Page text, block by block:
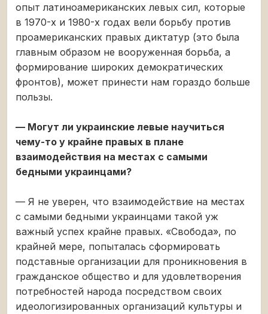
опыт латиноамериканских левых сил, которые
в 1970-х и 1980-х годах вели борьбу против
проамериканских правых диктатур (это была
главным образом не вооруженная борьба, а
формирование широких демократических
фронтов), может принести нам гораздо больше
пользы.
— Могут ли украинские левые научиться
чему-то у крайне правых в плане
взаимодействия на местах с самыми
бедными украинцами?
— Я не уверен, что взаимодействие на местах
с самыми бедными украинцами такой уж
важный успех крайне правых. «Свобода», по
крайней мере, попыталась сформировать
подставные организации для проникновения в
гражданское общество и для удовлетворения
потребностей народа посредством своих
идеологизированных организаций культуры и